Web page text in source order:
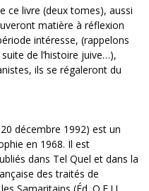
ce livre (deux tomes), aussi
matière à réflexion
intéresse, (rappelons
de l’histoire juive…),
ils se régaleront du
décembre 1992) est un
en 1968. Il est
dans Tel Quel et dans la
des traités de